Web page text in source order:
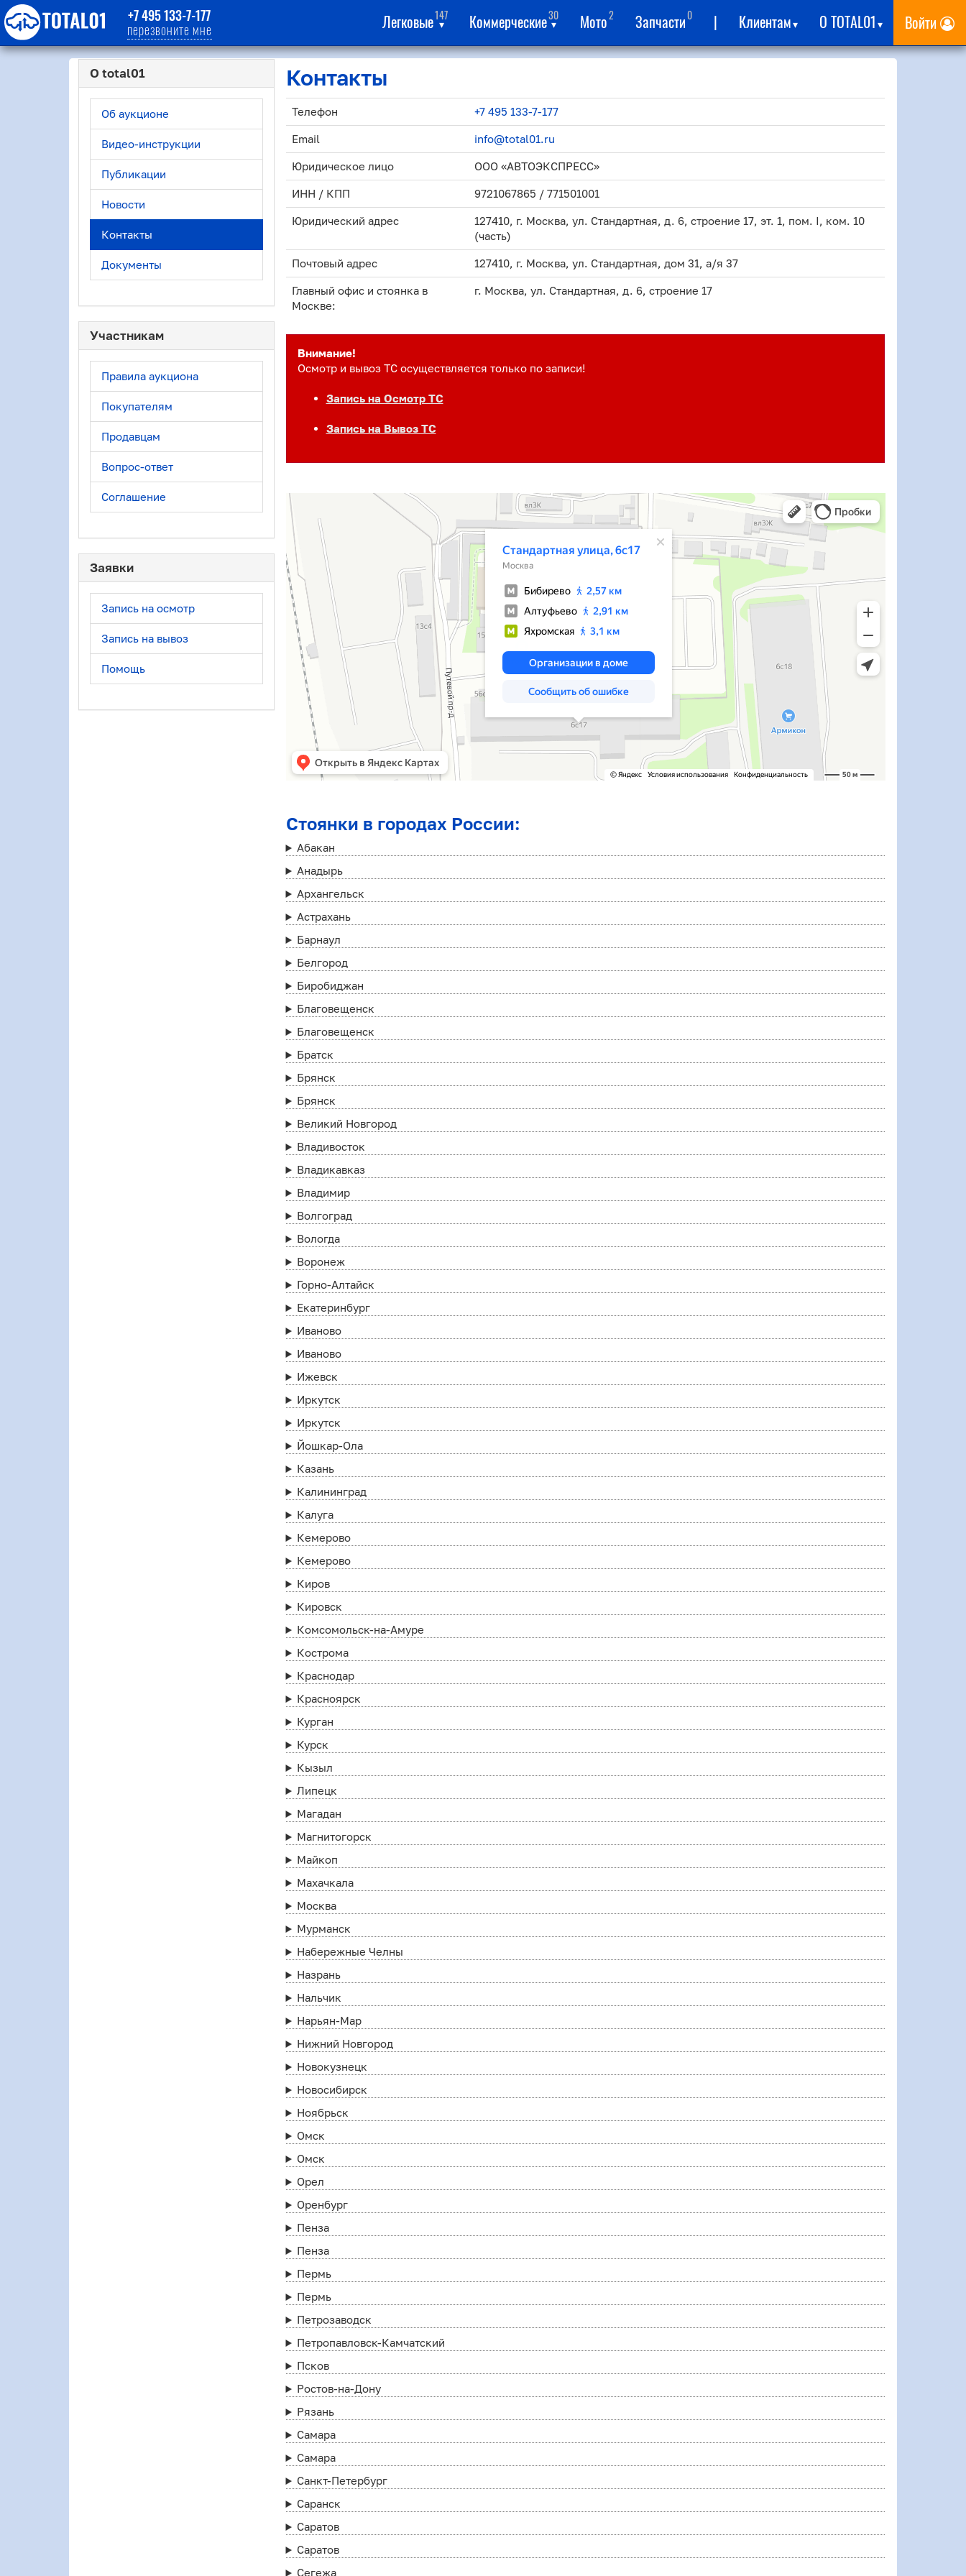
+7 495 133-7-177
перезвоните мне Легковые147
▾ Коммерческие30
▾ Мото2 Запчасти0 | Клиентам▾ О TOTAL01▾ Войти
О total01
Об аукционе
Видео-инструкции
Публикации
Новости
Контакты
Документы
Участникам
Правила аукциона
Покупателям
Продавцам
Вопрос-ответ
Соглашение
Заявки
Запись на осмотр
Запись на вывоз
Помощь
Контакты
Телефон +7 495 133-7-177
Email info@total01.ru
Юридическое лицо ООО «АВТОЭКСПРЕСС»
ИНН / КПП 9721067865 / 771501001
Юридический адрес
127410, г. Москва, ул. Стандартная, д. 6, строение 17, эт. 1, пом. I, ком. 10
(часть)
Почтовый адрес 127410, г. Москва, ул. Стандартная, дом 31, а/я 37
Главный офис и стоянка в
Москве:
г. Москва, ул. Стандартная, д. 6, строение 17
Внимание!
Осмотр и вывоз ТС осуществляется только по записи!
Запись на Осмотр ТС
Запись на Вывоз ТС
Стоянки в городах России:
Абакан
Анадырь
Архангельск
Астрахань
Барнаул
Белгород
Биробиджан
Благовещенск
Благовещенск
Братск
Брянск
Брянск
Великий Новгород
Владивосток
Владикавказ
Владимир
Волгоград
Вологда
Воронеж
Горно-Алтайск
Екатеринбург
Иваново
Иваново
Ижевск
Иркутск
Иркутск
Йошкар-Ола
Казань
Калининград
Калуга
Кемерово
Кемерово
Киров
Кировск
Комсомольск-на-Амуре
Кострома
Краснодар
Красноярск
Курган
Курск
Кызыл
Липецк
Магадан
Магнитогорск
Майкоп
Махачкала
Москва
Мурманск
Набережные Челны
Назрань
Нальчик
Нарьян-Мар
Нижний Новгород
Новокузнецк
Новосибирск
Ноябрьск
Омск
Омск
Орел
Оренбург
Пенза
Пенза
Пермь
Пермь
Петрозаводск
Петропавловск-Камчатский
Псков
Ростов-на-Дону
Рязань
Самара
Самара
Санкт-Петербург
Саранск
Саратов
Саратов
Сегежа